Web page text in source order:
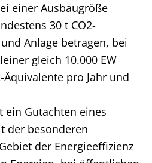
einer Ausbaugröße
30 t CO2-
Anlage betragen, bei
gleich 10.000 EW
pro Jahr und
ein Gutachten eines
der besonderen
der Energieeffizienz